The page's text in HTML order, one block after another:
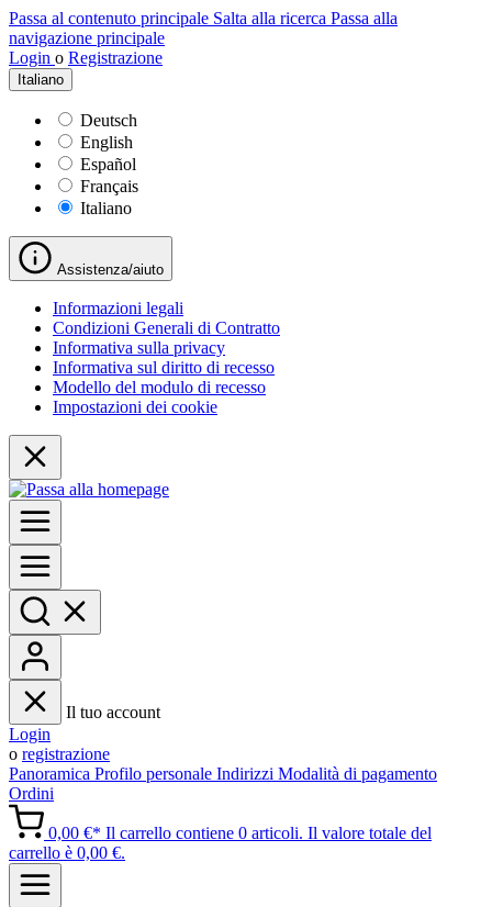
Passa al contenuto principale Salta alla ricerca Passa alla
navigazione principale
Login o Registrazione
Italiano
Deutsch
English
Español
Français
Italiano
Assistenza/aiuto
Informazioni legali
Condizioni Generali di Contratto
Informativa sulla privacy
Informativa sul diritto di recesso
Modello del modulo di recesso
Impostazioni dei cookie
Il tuo account
Login
o registrazione
Panoramica Profilo personale Indirizzi Modalità di pagamento
Ordini
0,00 €* Il carrello contiene 0 articoli. Il valore totale del
carrello è 0,00 €.